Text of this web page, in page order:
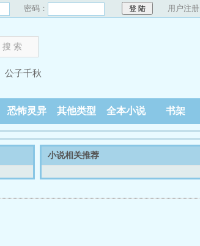
密码： 用户注册
公子千秋
恐怖灵异 其他类型 全本小说 书架
小说相关推荐